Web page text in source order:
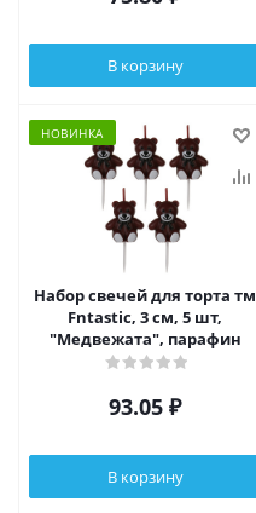
В корзину
НОВИНКА
Набор свечей для торта тм
Fntastic, 3 см, 5 шт,
"Медвежата", парафин
93.05 ₽
В корзину